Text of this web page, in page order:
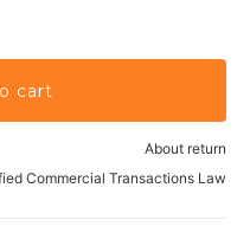
cart
About return
Commercial Transactions Law